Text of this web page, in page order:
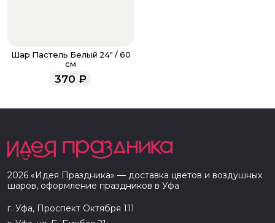
Шар Пастель Белый 24" / 60
см
370 ₽
2026 « Идея Праздника» — доставка цветов и воздушных
шаров, оформление праздников в Уфа
г. Уфа, Проспект Октября 111